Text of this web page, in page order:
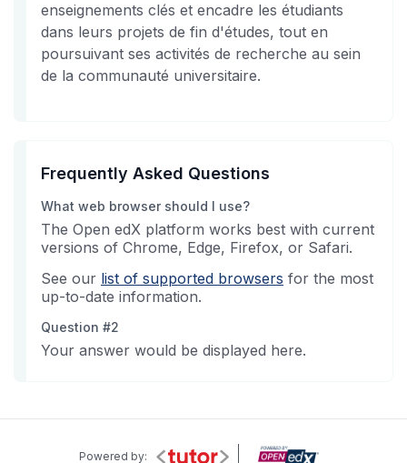
enseignements clés et encadre les étudiants
dans leurs projets de fin d'études, tout en
poursuivant ses activités de recherche au sein
de la communauté universitaire.
Frequently Asked Questions
What web browser should I use?
The Open edX platform works best with current
versions of Chrome, Edge, Firefox, or Safari.
See our list of supported browsers for the most
up-to-date information.
Question #2
Your answer would be displayed here.
Powered by: